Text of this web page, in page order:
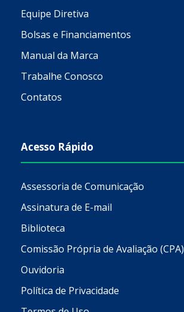
Equipe Diretiva
Bolsas e Financiamentos
Manual da Marca
Trabalhe Conosco
Contatos
Acesso Rápido
Assessoria de Comunicação
Assinatura de E-mail
Biblioteca
Comissão Própria de Avaliação (CPA)
Ouvidoria
Política de Privacidade